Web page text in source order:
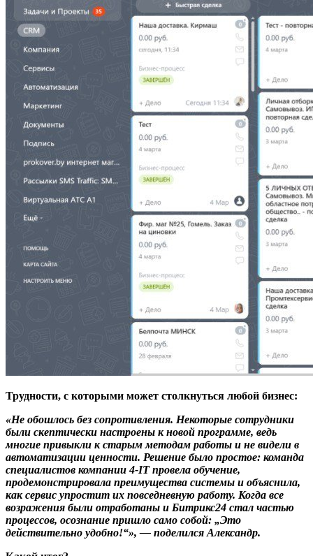
Трудности, с которыми может столкнуться любой бизнес:
«Не обошлось без сопротивления. Некоторые сотрудники
были скептически настроены к новой программе, ведь
многие привыкли к старым методам работы и не видели в
автоматизации ценности. Решение было простое: команда
специалистов компании 4-IT провела обучение,
продемонстрировала преимущества системы и объяснила,
как сервис упростит их повседневную работу. Когда все
возражения были отработаны и Битрикс24 стал частью
процессов, осознание пришло само собой: „Это
действительно удобно!“», — поделился Александр.